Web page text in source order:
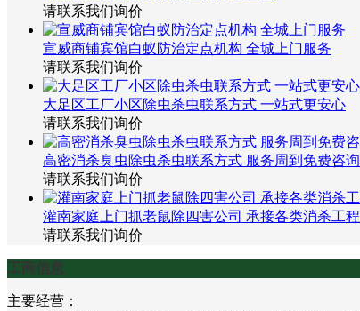
请联系我们询价
宣威商铺宾馆白蚁防治定点机构 全城上门服务
请联系我们询价
大足区工厂小区除虫杀虫联系方式 一站式更安心
请联系我们询价
高密消杀臭虫除虫杀虫联系方式 服务周到免费咨询
请联系我们询价
灌南家庭上门抓老鼠除四害公司 承接各类消杀工程
请联系我们询价
工商信息
主要经营：